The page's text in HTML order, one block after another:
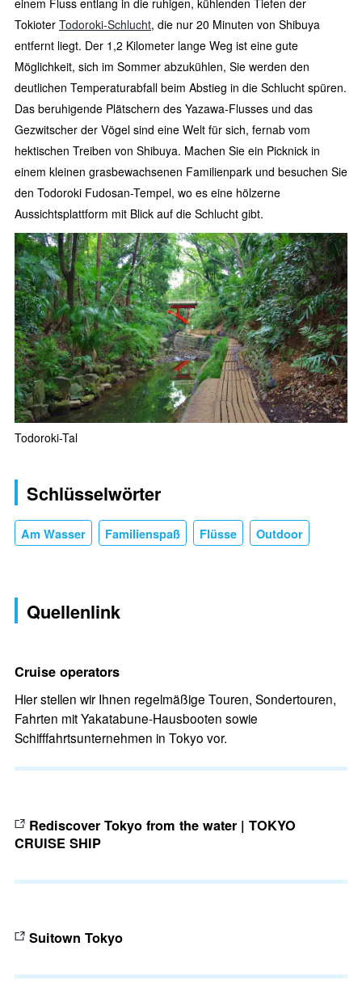
Tokioter Todoroki-Schlucht, die nur 20 Minuten von Shibuya
entfernt liegt. Der 1,2 Kilometer lange Weg ist eine gute
Möglichkeit, sich im Sommer abzukühlen, Sie werden den
deutlichen Temperaturabfall beim Abstieg in die Schlucht spüren.
Das beruhigende Plätschern des Yazawa-Flusses und das
Gezwitscher der Vögel sind eine Welt für sich, fernab vom
hektischen Treiben von Shibuya. Machen Sie ein Picknick in
einem kleinen grasbewachsenen Familienpark und besuchen Sie
den Todoroki Fudosan-Tempel, wo es eine hölzerne
Aussichtsplattform mit Blick auf die Schlucht gibt.
Todoroki-Tal
Schlüsselwörter
Am Wasser Familienspaß Flüsse Outdoor
Quellenlink
Cruise operators
Hier stellen wir Ihnen regelmäßige Touren, Sondertouren,
Fahrten mit Yakatabune-Hausbooten sowie
Schifffahrtsunternehmen in Tokyo vor.
Rediscover Tokyo from the water | TOKYO
CRUISE SHIP
Suitown Tokyo